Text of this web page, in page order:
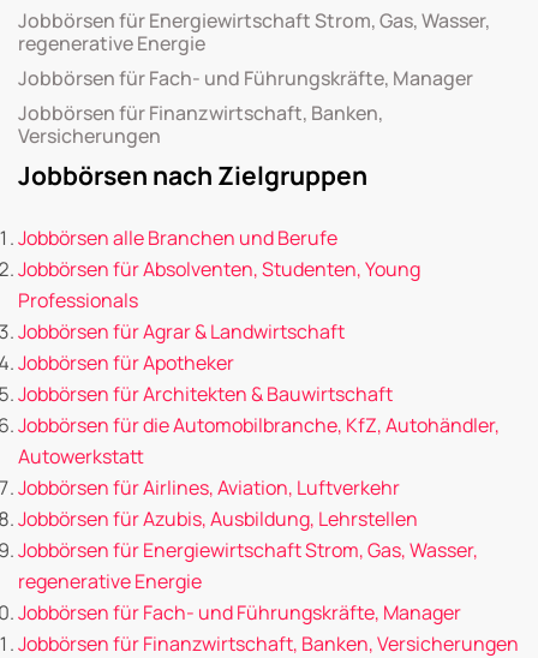
Jobbörsen für Energiewirtschaft Strom, Gas, Wasser,
regenerative Energie
Jobbörsen für Fach- und Führungskräfte, Manager
Jobbörsen für Finanzwirtschaft, Banken,
Versicherungen
Jobbörsen nach Zielgruppen
Jobbörsen alle Branchen und Berufe
Jobbörsen für Absolventen, Studenten, Young
Professionals
Jobbörsen für Agrar & Landwirtschaft
Jobbörsen für Apotheker
Jobbörsen für Architekten & Bauwirtschaft
Jobbörsen für die Automobilbranche, KfZ, Autohändler,
Autowerkstatt
Jobbörsen für Airlines, Aviation, Luftverkehr
Jobbörsen für Azubis, Ausbildung, Lehrstellen
Jobbörsen für Energiewirtschaft Strom, Gas, Wasser,
regenerative Energie
Jobbörsen für Fach- und Führungskräfte, Manager
Jobbörsen für Finanzwirtschaft, Banken, Versicherungen